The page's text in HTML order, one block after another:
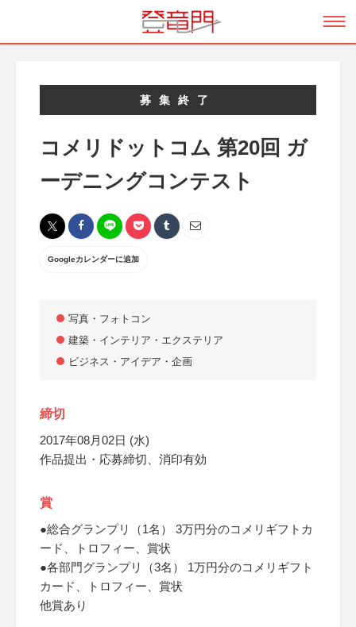
募集終了
コメリドットコム 第20回 ガ
ーデニングコンテスト
Googleカレンダーに追加
写真・フォトコン
建築・インテリア・エクステリア
ビジネス・アイデア・企画
締切
2017年08月02日 (水)
作品提出・応募締切、消印有効
賞
●総合グランプリ（1名） 3万円分のコメリギフトカ
ード、トロフィー、賞状
●各部門グランプリ（3名） 1万円分のコメリギフト
カード、トロフィー、賞状
他賞あり